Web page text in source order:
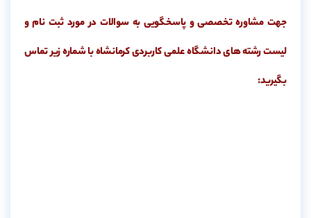
جهت مشاوره تخصصی و پاسخگویی به سوالات در مورد ثبت نام و
لیست رشته های دانشگاه علمی کاربردی کرمانشاه با شماره زیر تماس
بگیرید: